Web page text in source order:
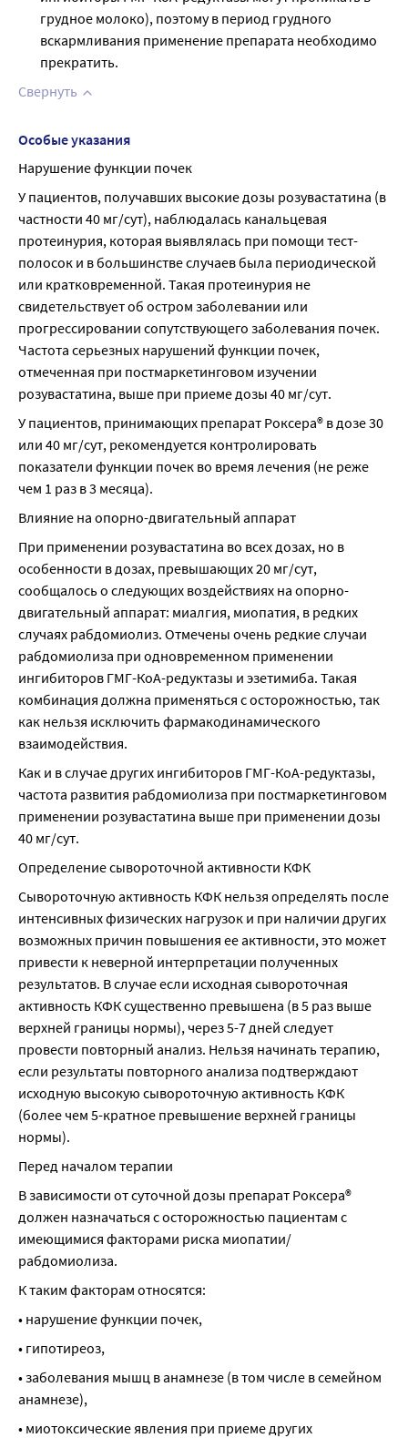
грудное молоко), поэтому в период грудного
вскармливания применение препарата необходимо
прекратить.
Свернуть
Особые указания
Нарушение функции почек
У пациентов, получавших высокие дозы розувастатина (в
частности 40 мг/сут), наблюдалась канальцевая
протеинурия, которая выявлялась при помощи тест-
полосок и в большинстве случаев была периодической
или кратковременной. Такая протеинурия не
свидетельствует об остром заболевании или
прогрессировании сопутствующего заболевания почек.
Частота серьезных нарушений функции почек,
отмеченная при постмаркетинговом изучении
розувастатина, выше при приеме дозы 40 мг/сут.
У пациентов, принимающих препарат Роксера® в дозе 30
или 40 мг/сут, рекомендуется контролировать
показатели функции почек во время лечения (не реже
чем 1 раз в 3 месяца).
Влияние на опорно-двигательный аппарат
При применении розувастатина во всех дозах, но в
особенности в дозах, превышающих 20 мг/сут,
сообщалось о следующих воздействиях на опорно-
двигательный аппарат: миалгия, миопатия, в редких
случаях рабдомиолиз. Отмечены очень редкие случаи
рабдомиолиза при одновременном применении
ингибиторов ГМГ-КоА-редуктазы и эзетимиба. Такая
комбинация должна применяться с осторожностью, так
как нельзя исключить фармакодинамического
взаимодействия.
Как и в случае других ингибиторов ГМГ-КоА-редуктазы,
частота развития рабдомиолиза при постмаркетинговом
применении розувастатина выше при применении дозы
40 мг/сут.
Определение сывороточной активности КФК
Сывороточную активность КФК нельзя определять после
интенсивных физических нагрузок и при наличии других
возможных причин повышения ее активности, это может
привести к неверной интерпретации полученных
результатов. В случае если исходная сывороточная
активность КФК существенно превышена (в 5 раз выше
верхней границы нормы), через 5-7 дней следует
провести повторный анализ. Нельзя начинать терапию,
если результаты повторного анализа подтверждают
исходную высокую сывороточную активность КФК
(более чем 5-кратное превышение верхней границы
нормы).
Перед началом терапии
В зависимости от суточной дозы препарат Роксера®
должен назначаться с осторожностью пациентам с
имеющимися факторами риска миопатии/
рабдомиолиза.
К таким факторам относятся:
• нарушение функции почек,
• гипотиреоз,
• заболевания мышц в анамнезе (в том числе в семейном
анамнезе),
• миотоксические явления при приеме других